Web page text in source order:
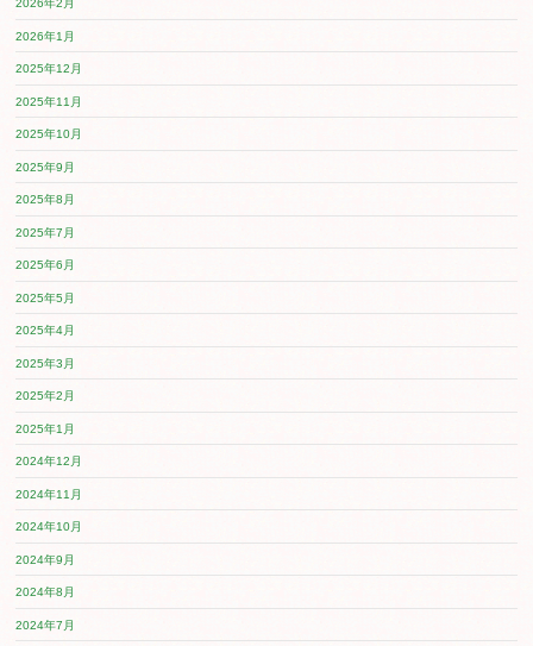
ぱぷりか保育園 平塚です。 今日は給食の食材のお買い
子をお伝えします。お買い物の途中でアジサイを見つけ
た。 バギーの中から外に並んでる野菜や果物を見つけて
ス！」と知っている野菜の名前を言う子どもたち。 保育
買ってきた野菜などを順番に給食の先生に届けました。
...
2025.06.20
6月20日(金) ぱぷりか保育園 戸